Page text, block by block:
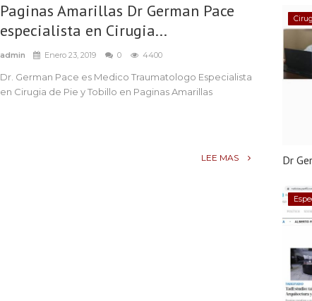
Paginas Amarillas Dr German Pace
especialista en Cirugia...
admin Enero 23, 2019 0 4400
Dr. German Pace es Medico Traumatologo Especialista
en Cirugia de Pie y Tobillo en Paginas Amarillas
LEE MAS Dr